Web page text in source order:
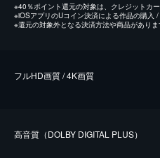
※40％ポイント還元の対象は、クレジットカ
※iOSアプリのUコイン決済による作品の購入
※還元の対象外となる決済方法や商品があり
フルHD画質 / 4K画質
⾼⾳質（DOLBY DIGITAL PLUS）